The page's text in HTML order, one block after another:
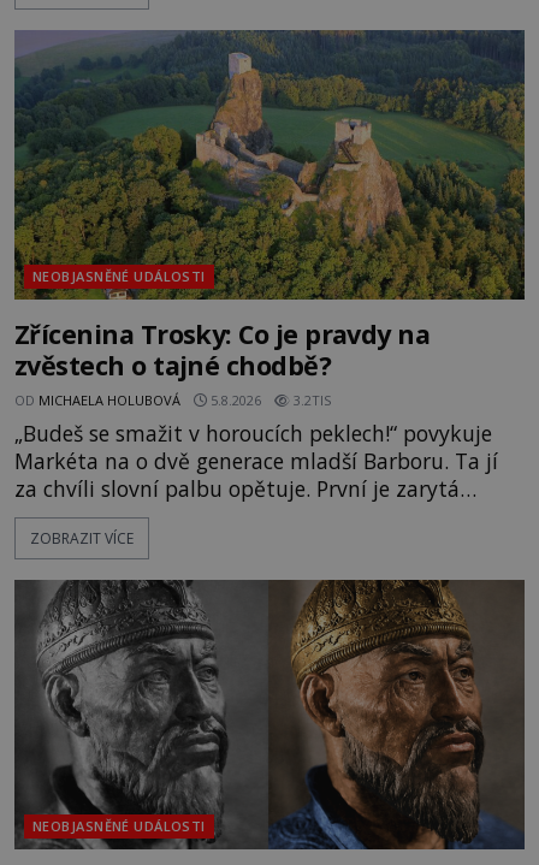
následovat. Vstupujeme na pláž Dumas ve městě
Surat. Gu
NEOBJASNĚNÉ UDÁLOSTI
Zřícenina Trosky: Co je pravdy na
zvěstech o tajné chodbě?
OD MICHAELA HOLUBOVÁ 5.8.2026 3.2TIS
„Budeš se smažit v horoucích peklech!“ povykuje
Markéta na o dvě generace mladší Barboru. Ta jí
za chvíli slovní palbu opětuje. První je zarytá
katolička, druhá přesvědčená kališnice. A každá z
nich se usídlí na jedné z věží slavného hradu
mezi vůdce protihusitského boje. Za manželku má
skutečně jistou
ZOBRAZIT VÍCE
NEOBJASNĚNÉ UDÁLOSTI